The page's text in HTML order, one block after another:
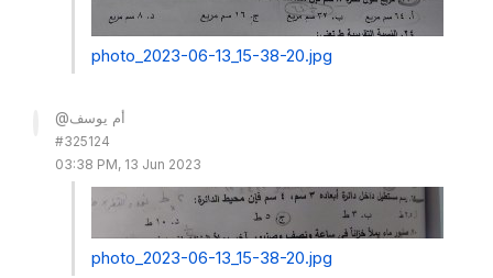
photo_2023-06-13_15-38-20.jpg
@أم يوسف
#325124
03:38 PM, 13 Jun 2023
photo_2023-06-13_15-38-20.jpg